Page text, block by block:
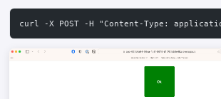
curl -X POST -H "Content-Type: